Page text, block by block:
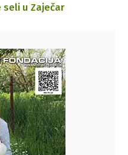
seli u Zaječar